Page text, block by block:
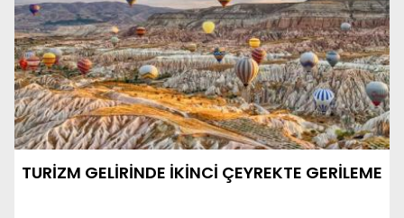
TURİZM GELİRİNDE İKİNCİ ÇEYREKTE GERİLEME